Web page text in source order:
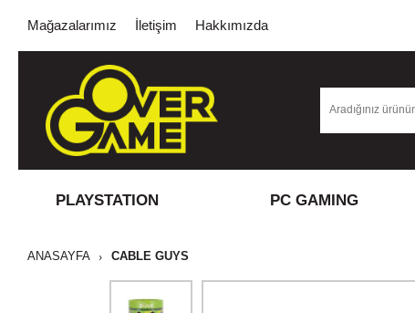
Mağazalarımız İletişim Hakkımızda
PLAYSTATION PC GAMING
ANASAYFA CABLE GUYS